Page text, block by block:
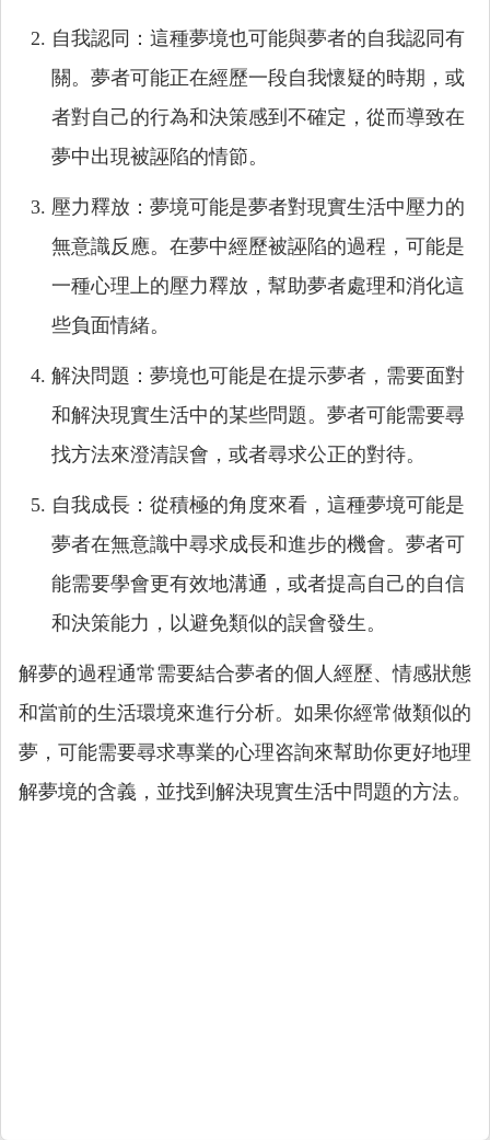
自我認同：這種夢境也可能與夢者的自我認同有
關。夢者可能正在經歷一段自我懷疑的時期，或
者對自己的行為和決策感到不確定，從而導致在
夢中出現被誣陷的情節。
壓力釋放：夢境可能是夢者對現實生活中壓力的
無意識反應。在夢中經歷被誣陷的過程，可能是
一種心理上的壓力釋放，幫助夢者處理和消化這
些負面情緒。
解決問題：夢境也可能是在提示夢者，需要面對
和解決現實生活中的某些問題。夢者可能需要尋
找方法來澄清誤會，或者尋求公正的對待。
自我成長：從積極的角度來看，這種夢境可能是
夢者在無意識中尋求成長和進步的機會。夢者可
能需要學會更有效地溝通，或者提高自己的自信
和決策能力，以避免類似的誤會發生。
解夢的過程通常需要結合夢者的個人經歷、情感狀態
和當前的生活環境來進行分析。如果你經常做類似的
夢，可能需要尋求專業的心理咨詢來幫助你更好地理
解夢境的含義，並找到解決現實生活中問題的方法。